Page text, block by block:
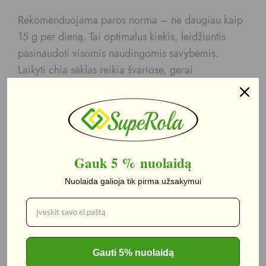
Rekomenduojama paros norma – ne daugiau kaip
15 g per dieną. Tai optimalus kiekis, leidžiantis
pasinaudoti visomis naudingomis savybėmis.
Laikyti chia sėklas reikia švariose, gerai
saugant nuo drėgmės.
Ispaninis šalavijas – CHIA sėklos yra paprastas,
natūralus ir itin vertingas pasirinkimas visiems,
norintiems praturtinti savo mitybą sveikais
ingredientais, tinkantis tiek suaugusiems, tiek
vaikams ir visai šeimai.
Kilmės šalis: Argentina/Paragvajus/Indija
Gauk 5 % nuolaidą
Nuolaida galioja tik pirma užsakymui
Gauti 5% nuolaidą